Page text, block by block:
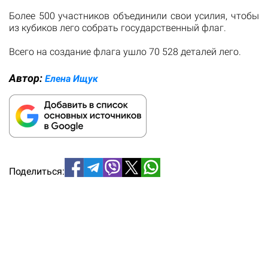
Более 500 участников объединили свои усилия, чтобы
из кубиков лего собрать государственный флаг.
Всего на создание флага ушло 70 528 деталей лего.
Автор: Елена Ищук
Поделиться: